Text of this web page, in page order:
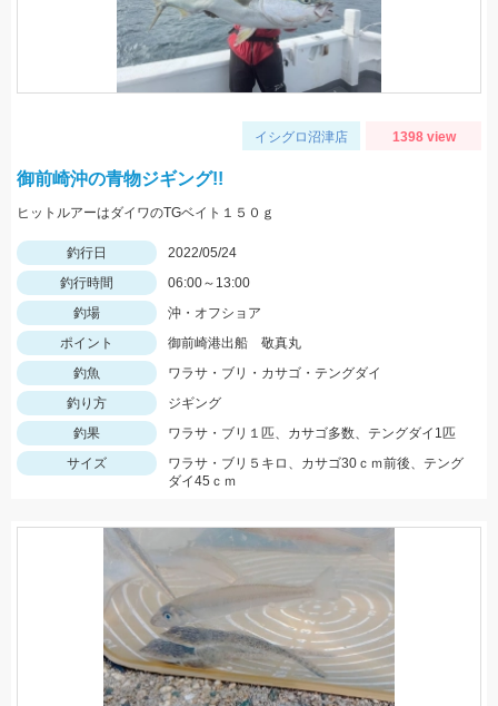
イシグロ沼津店 1398 view
御前崎沖の青物ジギング!!
ヒットルアーはダイワのTGベイト１５０ｇ
釣行日
2022/05/24
釣行時間
06:00～13:00
釣場
沖・オフショア
ポイント
御前崎港出船 敬真丸
釣魚
ワラサ・ブリ・カサゴ・テングダイ
釣り方
ジギング
釣果
ワラサ・ブリ１匹、カサゴ多数、テングダイ1匹
サイズ
ワラサ・ブリ５キロ、カサゴ30ｃｍ前後、テング
ダイ45ｃｍ